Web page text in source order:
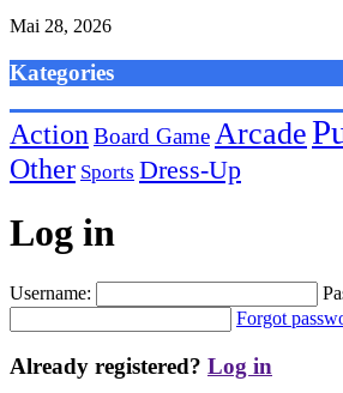
Mai 28, 2026
Kategories
Action Board GameArcade
Other Sports Dress-Up
Log in
Username:
Forgot
Already registered? Log in